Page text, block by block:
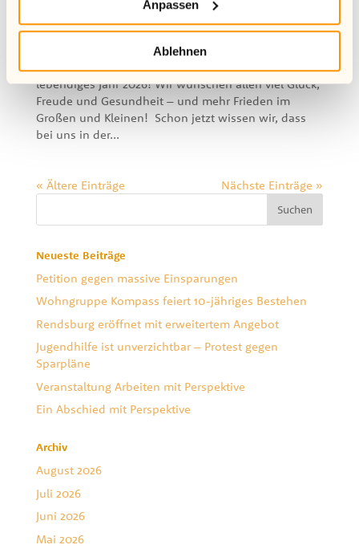
Anpassen
Ablehnen
Mit unseren Teams und Kooperation-Partner:innen
freuen wir uns bei Wellenbrecher e.V. auf ein
lebendiges Jahr 2026! Wir wünschen allen viel Glück,
Freude und Gesundheit – und mehr Frieden im
Großen und Kleinen! Schon jetzt wissen wir, dass
bei uns in der...
« Ältere Einträge Nächste Einträge »
Neueste Beiträge
Petition gegen massive Einsparungen
Wohngruppe Kompass feiert 10-jähriges Bestehen
Rendsburg eröffnet mit erweitertem Angebot
Jugendhilfe ist unverzichtbar – Protest gegen
Sparpläne
Veranstaltung Arbeiten mit Perspektive
Ein Abschied mit Perspektive
Archiv
August 2026
Juli 2026
Juni 2026
Mai 2026